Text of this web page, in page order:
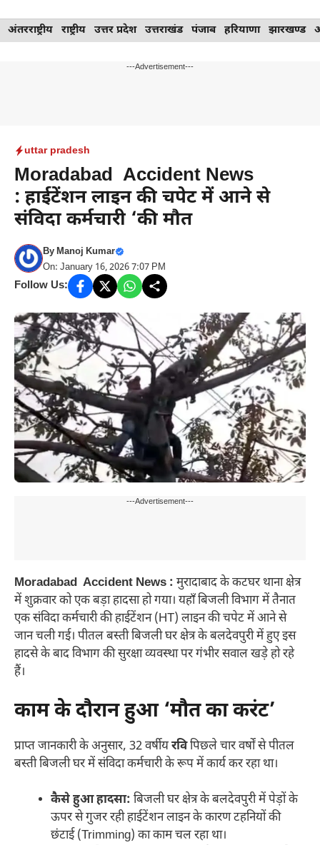
Skip
to
अंतरराष्ट्रीय राष्ट्रीय उत्तर प्रदेश उत्तराखंड पंजाब हरियाणा झारखण्ड
---Advertisement---
uttar pradesh
Moradabad Accident News
: हाईटेंशन लाइन की चपेट में आने से
संविदा कर्मचारी ‘की मौत
ByManoj Kumar
On: January 16, 2026 7:07 PM
Follow Us:
---Advertisement---
Moradabad Accident News : मुरादाबाद के कटघर थाना क्षेत्र
में शुक्रवार को एक बड़ा हादसा हो गया। यहाँ बिजली विभाग में तैनात
एक संविदा कर्मचारी की हाईटेंशन (HT) लाइन की चपेट में आने से
जान चली गई। पीतल बस्ती बिजली घर क्षेत्र के बलदेवपुरी में हुए इस
हादसे के बाद विभाग की सुरक्षा व्यवस्था पर गंभीर सवाल खड़े हो रहे
हैं।
काम के दौरान हुआ ‘मौत का करंट’
प्राप्त जानकारी के अनुसार, 32 वर्षीयरविपिछले चार वर्षों से पीतल
बस्ती बिजली घर में संविदा कर्मचारी के रूप में कार्य कर रहा था।
कैसे हुआ हादसा: बिजली घर क्षेत्र के बलदेवपुरी में पेड़ों के
ऊपर से गुजर रही हाईटेंशन लाइन के कारण टहनियों की
छंटाई (Trimming) का काम चल रहा था।